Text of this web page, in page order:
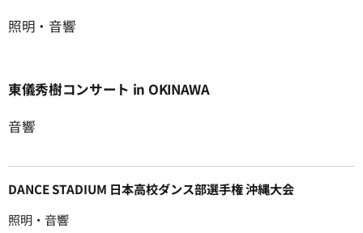
照明・音響
東儀秀樹コンサート in OKINAWA
音響
DANCE STADIUM 日本高校ダンス部選手権 沖縄大会
照明・音響